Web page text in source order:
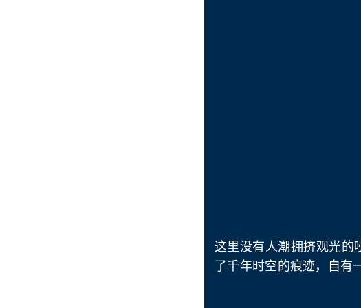
这里没有人潮拥挤观光的
了千年时空的痕迹，自有